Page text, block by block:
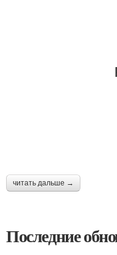
читать дальше →
Последние